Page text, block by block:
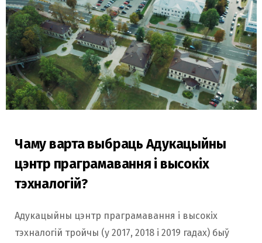
Чаму варта выбраць Адукацыйны
цэнтр праграмавання і высокіх
тэхналогій?
Адукацыйны цэнтр праграмавання і высокіх
тэхналогій тройчы (у 2017, 2018 і 2019 гадах) быў